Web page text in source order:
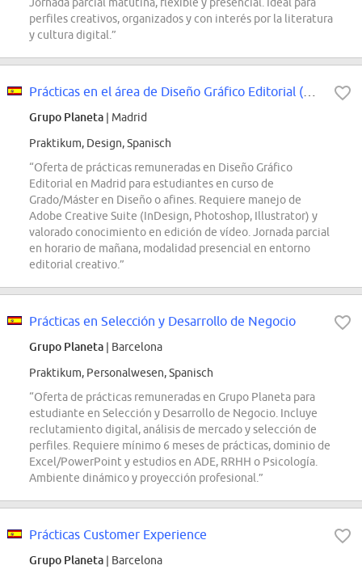
perfiles creativos, organizados y con interés por la literatura
y cultura digital.”
Grupo Planeta | Madrid
Praktikum, Design, Spanisch
“Oferta de prácticas remuneradas en Diseño Gráfico
Editorial en Madrid para estudiantes en curso de
Grado/Máster en Diseño o afines. Requiere manejo de
Adobe Creative Suite (InDesign, Photoshop, Illustrator) y
valorado conocimiento en edición de vídeo. Jornada parcial
en horario de mañana, modalidad presencial en entorno
editorial creativo.”
Prácticas en Selección y Desarrollo de Negocio
Grupo Planeta | Barcelona
Praktikum, Personalwesen, Spanisch
“Oferta de prácticas remuneradas en Grupo Planeta para
estudiante en Selección y Desarrollo de Negocio. Incluye
reclutamiento digital, análisis de mercado y selección de
perfiles. Requiere mínimo 6 meses de prácticas, dominio de
Excel/PowerPoint y estudios en ADE, RRHH o Psicología.
Ambiente dinámico y proyección profesional.”
Prácticas Customer Experience
Grupo Planeta | Barcelona